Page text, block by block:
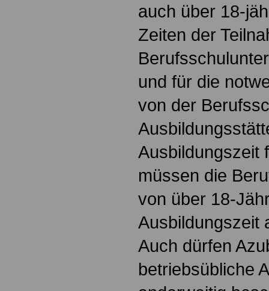
auch über 18-
Zeiten der
und für die
von der
Ausbildungszeit
müssen die
von über 18-
Ausbildungszeit
Auch dürfen
betriebsübliche